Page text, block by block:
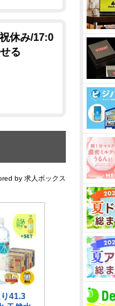
休み/17:0
る
by 求人ボックス